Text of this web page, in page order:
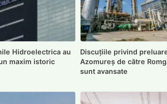
Hidroelectrica au
maxim istoric
Discuțiile privind
Azomureș de către
sunt avansate